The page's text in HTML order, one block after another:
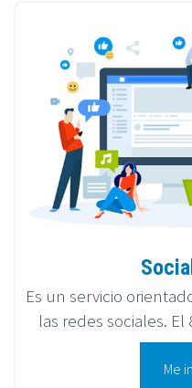
Es un servicio
las redes sociales.
Me